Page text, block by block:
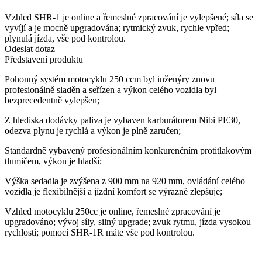
Vzhled SHR-1 je online a řemeslné zpracování je vylepšené; síla se
vyvíjí a je mocně upgradována; rytmický zvuk, rychle vpřed;
plynulá jízda, vše pod kontrolou.
Odeslat dotaz
Představení produktu
Pohonný systém motocyklu 250 ccm byl inženýry znovu
profesionálně sladěn a seřízen a výkon celého vozidla byl
bezprecedentně vylepšen;
Z hlediska dodávky paliva je vybaven karburátorem Nibi PE30,
odezva plynu je rychlá a výkon je plně zaručen;
Standardně vybavený profesionálním konkurenčním protitlakovým
tlumičem, výkon je hladší;
Výška sedadla je zvýšena z 900 mm na 920 mm, ovládání celého
vozidla je flexibilnější a jízdní komfort se výrazně zlepšuje;
Vzhled motocyklu 250cc je online, řemeslné zpracování je
upgradováno; vývoj síly, silný upgrade; zvuk rytmu, jízda vysokou
rychlostí; pomocí SHR-1R máte vše pod kontrolou.